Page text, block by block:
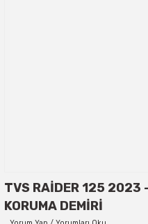
TVS RAİDER 125 2023
KORUMA DEMİRİ